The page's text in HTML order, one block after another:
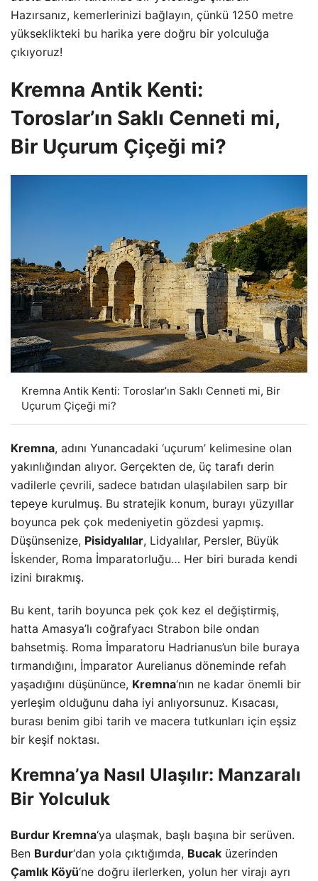
Hazırsanız, kemerlerinizi bağlayın, çünkü 1250 metre
yükseklikteki bu harika yere doğru bir yolculuğa
çıkıyoruz!
Kremna Antik Kenti:
Toroslar’ın Saklı Cenneti mi,
Bir Uçurum Çiçeği mi?
Kremna Antik Kenti: Toroslar’ın Saklı Cenneti mi, Bir
Uçurum Çiçeği mi?
Kremna, adını Yunancadaki ‘uçurum’ kelimesine olan
yakınlığından alıyor. Gerçekten de, üç tarafı derin
vadilerle çevrili, sadece batıdan ulaşılabilen sarp bir
tepeye kurulmuş. Bu stratejik konum, burayı yüzyıllar
boyunca pek çok medeniyetin gözdesi yapmış.
Düşünsenize, Pisidyalılar, Lidyalılar, Persler, Büyük
İskender, Roma İmparatorluğu… Her biri burada kendi
izini bırakmış.
Bu kent, tarih boyunca pek çok kez el değiştirmiş,
hatta Amasya’lı coğrafyacı Strabon bile ondan
bahsetmiş. Roma İmparatoru Hadrianus’un bile buraya
tırmandığını, İmparator Aurelianus döneminde refah
yaşadığını düşününce, Kremna‘nın ne kadar önemli bir
yerleşim olduğunu daha iyi anlıyorsunuz. Kısacası,
burası benim gibi tarih ve macera tutkunları için eşsiz
bir keşif noktası.
Kremna’ya Nasıl Ulaşılır: Manzaralı
Bir Yolculuk
Burdur Kremna‘ya ulaşmak, başlı başına bir serüven.
Ben Burdur‘dan yola çıktığımda, Bucak üzerinden
Çamlık Köyü‘ne doğru ilerlerken, yolun her virajı ayrı